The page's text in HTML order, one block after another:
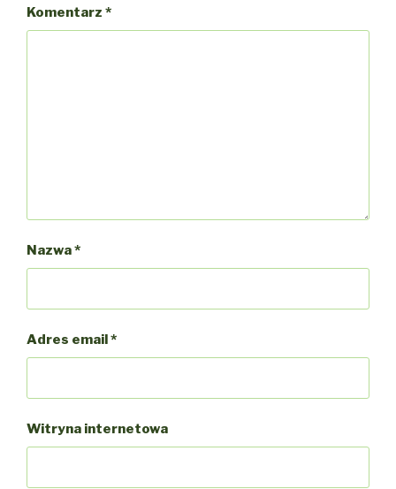
Komentarz *
Nazwa*
Adres email*
Witryna internetowa